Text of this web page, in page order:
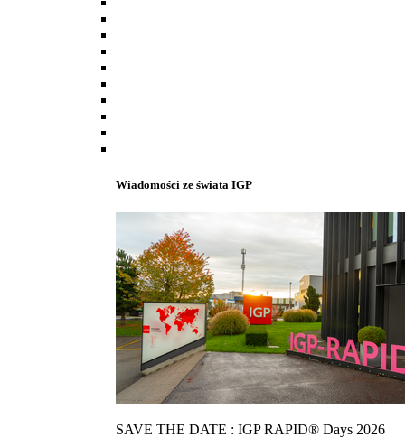
Wiadomości ze świata IGP
SAVE THE DATE : IGP RAPID® Days 2026